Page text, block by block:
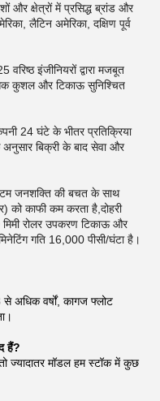
क्षेत्रों में प्रसिद्ध ब्रांड और
लैटिन अमेरिका, दक्षिण पूर्व
इंजीनियरों द्वारा मजबूत
कुशल और टिकाऊ सुनिश्चित
24 घंटे के भीतर प्रतिक्रिया
बिक्री के बाद सेवा और
जनशक्ति की बचत के साथ
को काफी कम करता है,दोहरी
रोलर उपकरण टिकाऊ और
गति 16,000 पीसी/घंटा है।
अधिक वर्षों, कागज फ्लोट
हैं?
ज्यादातर मॉडल हम स्टॉक में कुछ